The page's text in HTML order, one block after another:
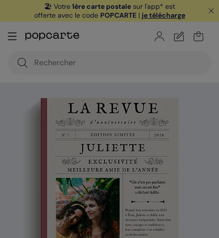
🏖️ Votre1ère carte postale sur l'app* est
offerte avec le code POPCARTE| je télécharge